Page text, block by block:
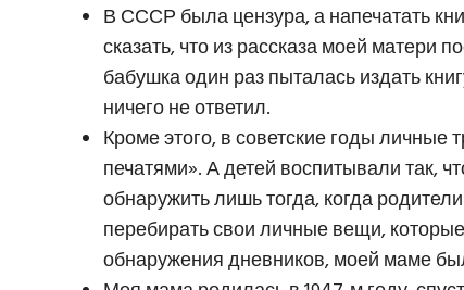
В СССР была цензура, а напечатать
сказать, что из рассказа моей
бабушка один раз пыталась издать
ничего не ответил.
Кроме этого, в советские годы
печатями». А детей воспитывали так,
обнаружить лишь тогда, когда
перебирать свои личные вещи,
обнаружения дневников, моей маме